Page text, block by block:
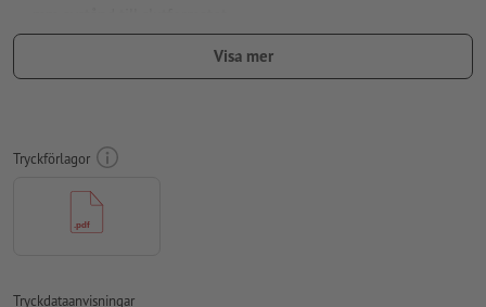
måste våra fullständigt inbäddade eller
konverterade till kurvor
FOGRA52 (PSO Uncoated v3 FOGRA52) för obestruket papper
övertrycksinställningar
Innehåll frånformulärfält
Visa mer
Tryckförlagor
Tryckdataanvisningar